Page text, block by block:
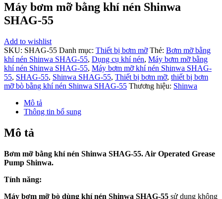
Máy bơm mỡ bằng khí nén Shinwa
SHAG-55
Add to wishlist
SKU: SHAG-55 Danh mục: Thiết bị bơm mỡ Thẻ: Bơm mỡ bằng
khí nén Shinwa SHAG-55, Dụng cụ khí nén, Máy bơm mỡ bằng
khí nén Shinwa SHAG-55, Máy bơm mỡ khí nén Shinwa SHAG-
55, SHAG-55, Shinwa SHAG-55, Thiết bị bơm mỡ, thiết bị bơm
mỡ bò bằng khí nén Shinwa SHAG-55 Thương hiệu: Shinwa
Mô tả
Thông tin bổ sung
Mô tả
Bơm mỡ bằng khí nén Shinwa SHAG-55. Air Operated Grease
Pump Shinwa.
Tính năng:
Máy bơm mỡ bò dùng khí nén Shinwa SHAG-55 sử dụng không